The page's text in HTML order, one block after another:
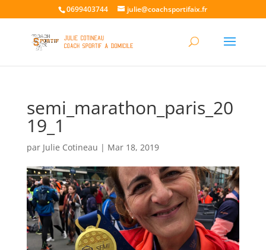
0699403744 julie@coachsportifaix.fr
semi_marathon_paris_20
19_1
par Julie Cotineau | Mar 18, 2019